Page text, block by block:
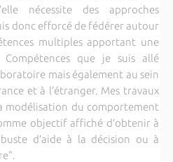
nécessite des approches
donc efforcé de fédérer autour
multiples apportant une
que je suis allé
mais également au sein
et à l’étranger. Mes travaux
modélisation du comportement
objectif affiché d’obtenir à
d’aide à la décision ou à